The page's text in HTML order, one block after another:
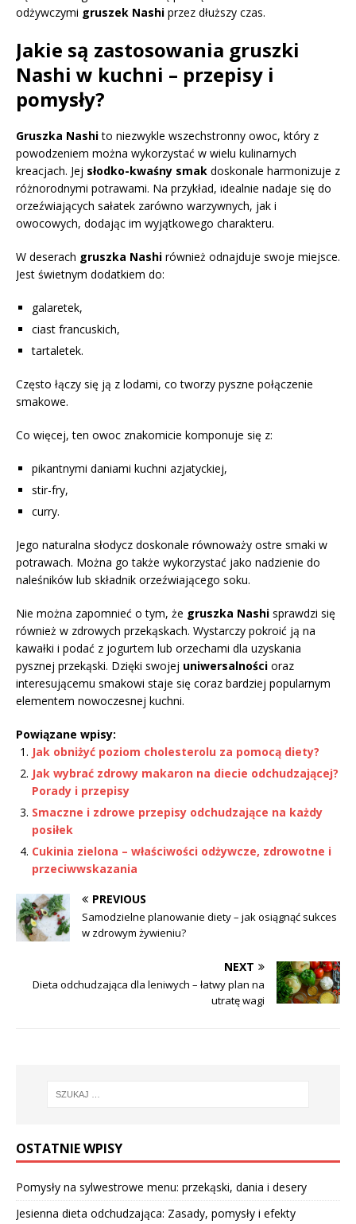
odżywczymi gruszek Nashi przez dłuższy czas.
Jakie są zastosowania gruszki
Nashi w kuchni – przepisy i
pomysły?
Gruszka Nashito niezwykle wszechstronny owoc, który z
powodzeniem można wykorzystać w wielu kulinarnych
kreacjach. Jej słodko-kwaśny smak doskonale harmonizuje z
różnorodnymi potrawami. Na przykład, idealnie nadaje się do
orzeźwiających sałatek zarówno warzywnych, jak i
owocowych, dodając im wyjątkowego charakteru.
W deserach gruszka Nashi również odnajduje swoje miejsce.
Jest świetnym dodatkiem do:
galaretek,
ciast francuskich,
tartaletek.
Często łączy się ją z lodami, co tworzy pyszne połączenie
smakowe.
Co więcej, ten owoc znakomicie komponuje się z:
pikantnymi daniami kuchni azjatyckiej,
stir-fry,
curry.
Jego naturalna słodycz doskonale równoważy ostre smaki w
potrawach. Można go także wykorzystać jako nadzienie do
naleśników lub składnik orzeźwiającego soku.
Nie można zapomnieć o tym, że gruszka Nashi sprawdzi się
również w zdrowych przekąskach. Wystarczy pokroić ją na
kawałki i podać z jogurtem lub orzechami dla uzyskania
pysznej przekąski. Dzięki swojej uniwersalności oraz
interesującemu smakowi staje się coraz bardziej popularnym
elementem nowoczesnej kuchni.
Powiązane wpisy:
Jak obniżyć poziom cholesterolu za pomocą diety?
Jak wybrać zdrowy makaron na diecie odchudzającej?
Porady i przepisy
Smaczne i zdrowe przepisy odchudzające na każdy
posiłek
Cukinia zielona – właściwości odżywcze, zdrowotne i
przeciwwskazania
PREVIOUS
Samodzielne planowanie diety – jak osiągnąć sukces
w zdrowym żywieniu?
NEXT
Dieta odchudzająca dla leniwych – łatwy plan na
utratę wagi
OSTATNIE WPISY
Pomysły na sylwestrowe menu: przekąski, dania i desery
Jesienna dieta odchudzająca: Zasady, pomysły i efekty